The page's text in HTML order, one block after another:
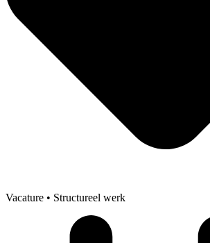
Vacature • Structureel werk